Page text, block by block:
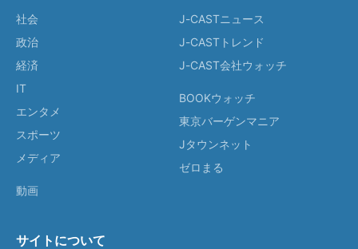
社会
政治
経済
IT
エンタメ
スポーツ
メディア
動画
J-CASTニュース
J-CASTトレンド
J-CAST会社ウォッチ
BOOKウォッチ
東京バーゲンマニア
Jタウンネット
ゼロまる
サイトについて